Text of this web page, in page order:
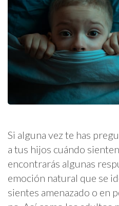
Si alguna vez te has
a tus hijos cuándo
encontrarás algunas
emoción natural que se
sientes amenazado o en